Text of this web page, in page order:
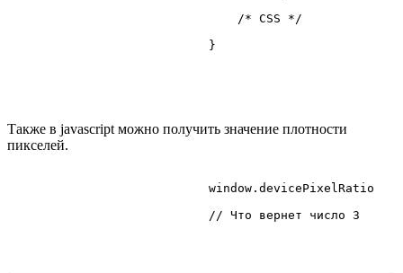
/* CSS */
                            }
Также в javascript можно получить значение плотности
пикселей.
                            window.
devicePixelRatio
// Что вернет число 3